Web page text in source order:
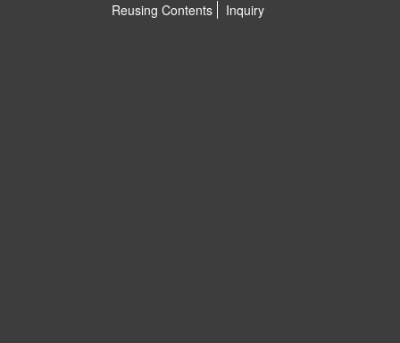
Reusing Contents
Inquiry